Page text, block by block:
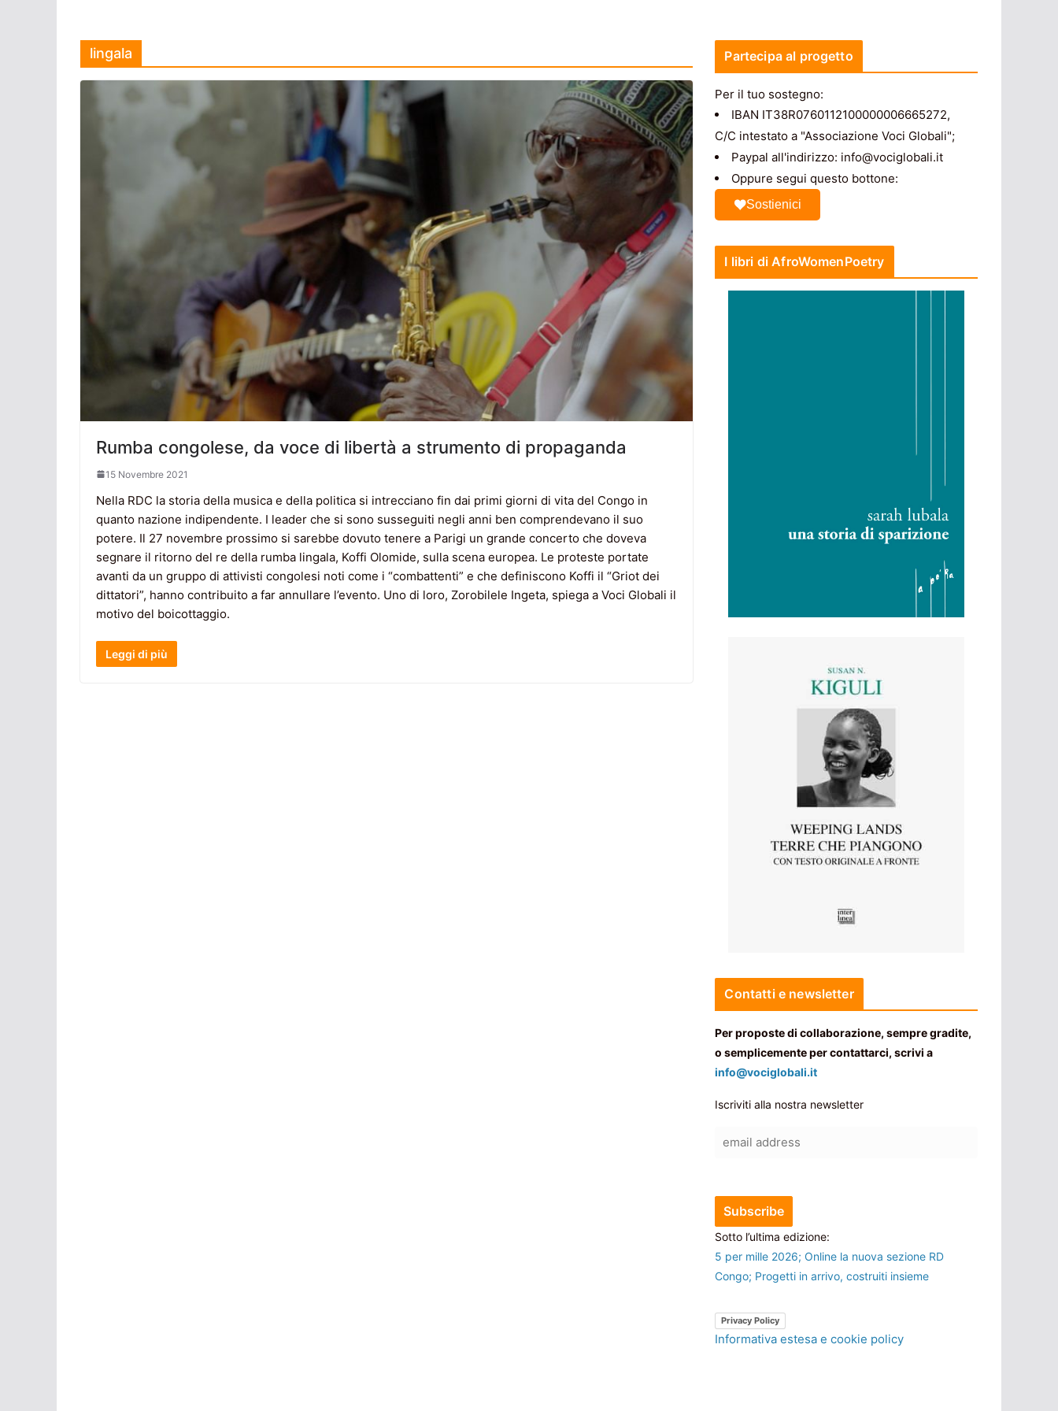
lingala
Rumba congolese, da voce di libertà a strumento di propaganda
15 Novembre 2021
Nella RDC la storia della musica e della politica si intrecciano fin dai primi giorni di vita del Congo in
quanto nazione indipendente. I leader che si sono susseguiti negli anni ben comprendevano il suo
potere. Il 27 novembre prossimo si sarebbe dovuto tenere a Parigi un grande concerto che doveva
segnare il ritorno del re della rumba lingala, Koffi Olomide, sulla scena europea. Le proteste portate
avanti da un gruppo di attivisti congolesi noti come i “combattenti” e che definiscono Koffi il “Griot dei
dittatori”, hanno contribuito a far annullare l’evento. Uno di loro, Zorobilele Ingeta, spiega a Voci Globali il
motivo del boicottaggio.
Leggi di più
Partecipa al progetto
Per il tuo sostegno:
IBAN IT38R0760112100000006665272,
C/C intestato a "Associazione Voci Globali";
Paypal all'indirizzo: info@vociglobali.it
Oppure segui questo bottone:
Sostienici
I libri di AfroWomenPoetry
Contatti e newsletter
Per proposte di collaborazione, sempre gradite,
o semplicemente per contattarci, scrivi a
info@vociglobali.it
Iscriviti alla nostra newsletter
Sotto l’ultima edizione:
5 per mille 2026; Online la nuova sezione RD
Congo; Progetti in arrivo, costruiti insieme
Privacy Policy
Informativa estesa e cookie policy